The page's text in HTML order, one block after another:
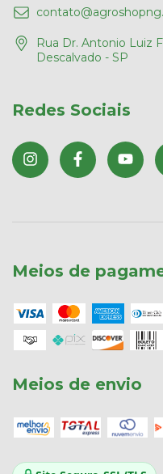
Rua Dr. Antonio Luiz
Descalvado - SP
Redes Sociais
Meios de
Meios de envio